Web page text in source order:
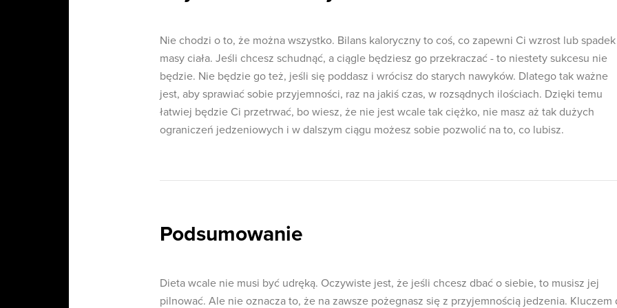
Nie chodzi o to, że można wszystko. Bilans kaloryczny to coś, co zapewni Ci wzrost lub spadek
masy ciała. Jeśli chcesz schudnąć, a ciągle będziesz go przekraczać - to niestety sukcesu nie
będzie. Nie będzie go też, jeśli się poddasz i wrócisz do starych nawyków. Dlatego tak ważne
jest, aby sprawiać sobie przyjemności, raz na jakiś czas, w rozsądnych ilościach. Dzięki temu
łatwiej będzie Ci przetrwać, bo wiesz, że nie jest wcale tak ciężko, nie masz aż tak dużych
ograniczeń jedzeniowych i w dalszym ciągu możesz sobie pozwolić na to, co lubisz.
Podsumowanie
Dieta wcale nie musi być udręką. Oczywiste jest, że jeśli chcesz dbać o siebie, to musisz jej
pilnować. Ale nie oznacza to, że na zawsze pożegnasz się z przyjemnością jedzenia. Kluczem